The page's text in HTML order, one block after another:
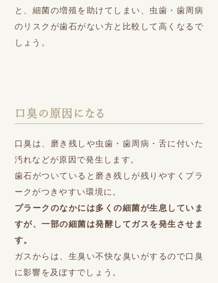
と、細菌の増殖を助けてしまい、虫歯・歯周病
のリスクが歯石がない方と比較して高くなるで
しょう。
口臭の原因になる
口臭は、磨き残しや虫歯・歯周病・舌に付いた
汚れなどが原因で発生します。
歯石がついていると磨き残しが残りやすくプラ
ークがつきやすい環境に。
プラークのなかには多くの細菌が生息していま
すが、一部の細菌は発酵してガスを発生させま
す。
ガスからは、生臭い不快な臭いがするので口臭
に影響を及ぼすでしょう。